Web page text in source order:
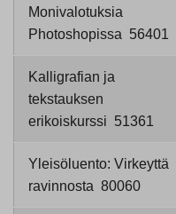
Monivalotuksia
Photoshopissa 56401
Kalligrafian ja
tekstauksen
erikoiskurssi 51361
Yleisöluento: Virkeyttä
ravinnosta 80060